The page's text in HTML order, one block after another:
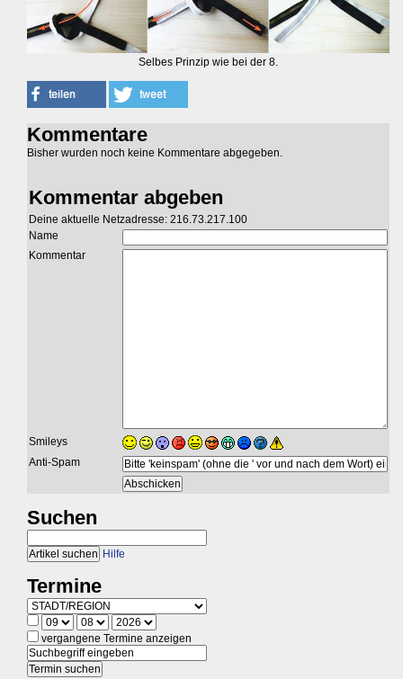
Selbes Prinzip wie bei der 8.
Kommentare
Bisher wurden noch keine Kommentare abgegeben.
Kommentar abgeben
Deine aktuelle Netzadresse: 216.73.217.100
Name
Kommentar
Smileys
Anti-Spam
Suchen
Hilfe
Termine
vergangene Termine anzeigen